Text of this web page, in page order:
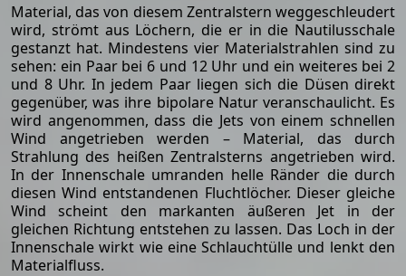
Material, das von diesem Zentralstern weggeschleudert
wird, strömt aus Löchern, die er in die Nautilusschale
gestanzt hat. Mindestens vier Materialstrahlen sind zu
sehen: ein Paar bei 6 und 12 Uhr und ein weiteres bei 2
und 8 Uhr. In jedem Paar liegen sich die Düsen direkt
gegenüber, was ihre bipolare Natur veranschaulicht. Es
wird angenommen, dass die Jets von einem schnellen
Wind angetrieben werden – Material, das durch
Strahlung des heißen Zentralsterns angetrieben wird.
In der Innenschale umranden helle Ränder die durch
diesen Wind entstandenen Fluchtlöcher. Dieser gleiche
Wind scheint den markanten äußeren Jet in der
gleichen Richtung entstehen zu lassen. Das Loch in der
Innenschale wirkt wie eine Schlauchtülle und lenkt den
Materialfluss.